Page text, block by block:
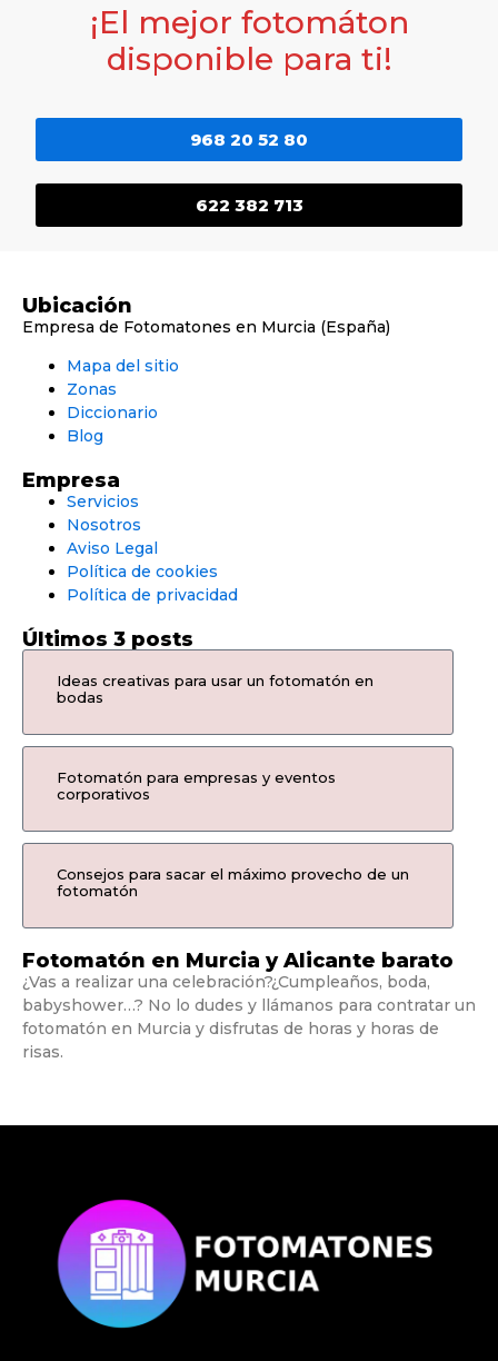
¡El mejor fotomáton
disponible para ti!
622 382 713
968 20 52 80
Ubicación
Empresa de Fotomatones en Murcia (España)
Mapa del sitio
Zonas
Diccionario
Blog
Empresa
Servicios
Nosotros
Aviso Legal
Política de cookies
Política de privacidad
Últimos 3 posts
Ideas creativas para usar un fotomatón en
bodas
Fotomatón para empresas y eventos
corporativos
Consejos para sacar el máximo provecho de un
fotomatón
Fotomatón en Murcia y Alicante barato
¿Vas a realizar una celebración?¿Cumpleaños, boda,
babyshower…? No lo dudes y llámanos para contratar un
fotomatón en Murcia y disfrutas de horas y horas de
risas.